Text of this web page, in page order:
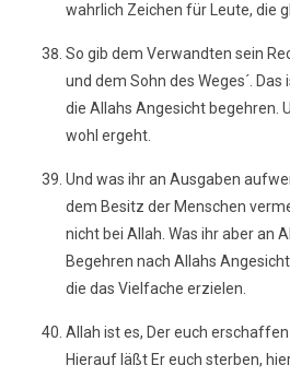
wahrlich Zeichen für Leute, die
So gib dem Verwandten sein
und dem Sohn des Weges´.
die Allahs Angesicht begehren.
wohl ergeht.
Und was ihr an Ausgaben
dem Besitz der Menschen
nicht bei Allah. Was ihr aber an
Begehren nach Allahs
die das Vielfache erzielen.
Allah ist es, Der euch
Hierauf läßt Er euch sterben,